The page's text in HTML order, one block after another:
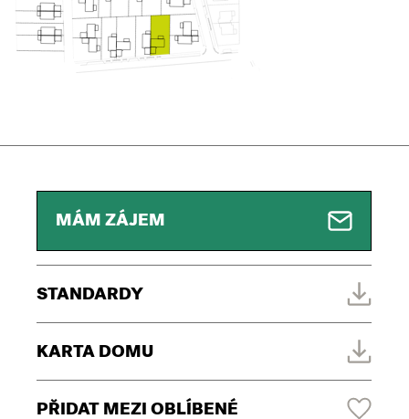
MÁM ZÁJEM
STANDARDY
KARTA DOMU
PŘIDAT MEZI OBLÍBENÉ